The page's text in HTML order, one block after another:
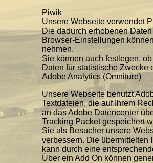
Piwik
Unsere Webseite verwendet
Die dadurch erhobenen
Browser-Einstellungen
nehmen.
Sie können auch festlegen,
Daten für statistische Zwecke
Adobe Analytics (Omniture)
Unsere Webseite benutzt
Textdateien, die auf Ihrem
an das Adobe Datencenter
Tracking Packet gespeichert
Sie als Besucher unsere
verbessern. Die übermittelten
kann durch eine
Über ein Add On können